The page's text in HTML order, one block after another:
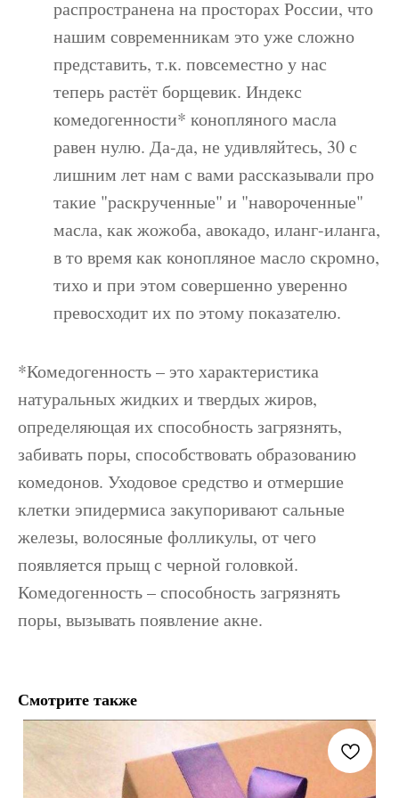
распространена на просторах России, что
нашим современникам это уже сложно
представить, т.к. повсеместно у нас
теперь растёт борщевик. Индекс
комедогенности* конопляного масла
равен нулю. Да-да, не удивляйтесь, 30 с
лишним лет нам с вами рассказывали про
такие "раскрученные" и "навороченные"
масла, как жожоба, авокадо, иланг-иланга,
в то время как конопляное масло скромно,
тихо и при этом совершенно уверенно
превосходит их по этому показателю.
*Комедогенность – это характеристика
натуральных жидких и твердых жиров,
определяющая их способность загрязнять,
забивать поры, способствовать образованию
комедонов. Уходовое средство и отмершие
клетки эпидермиса закупоривают сальные
железы, волосяные фолликулы, от чего
появляется прыщ с черной головкой.
Комедогенность – способность загрязнять
поры, вызывать появление акне.
Смотрите также